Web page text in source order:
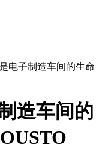
电子制造车间的生命
造车间的